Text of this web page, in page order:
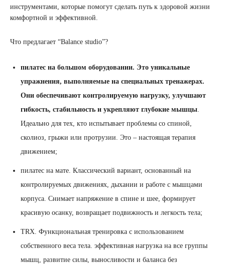
инструментами, которые помогут сделать путь к здоровой жизни
комфортной и эффективной.
Что предлагает “Balance studio”?
пилатес на большом оборудовании. Это уникальные
упражнения, выполняемые на специальных тренажерах.
Они обеспечивают контролируемую нагрузку, улучшают
гибкость, стабильность и укрепляют глубокие мышцы
Идеально для тех, кто испытывает проблемы со спиной,
сколиоз, грыжи или протрузии. Это – настоящая терапия
движением;
пилатес на мате. Классический вариант, основанный на
контролируемых движениях, дыхании и работе с мышцами
корпуса. Снимает напряжение в спине и шее, формирует
красивую осанку, возвращает подвижность и легкость тела;
TRX. Функциональная тренировка с использованием
собственного веса тела. эффективная нагрузка на все группы
мышц, развитие силы, выносливости и баланса без